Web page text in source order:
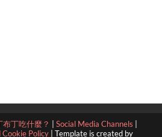
布丁吃什麼？ Social Media Channels
Cookie Policy Template is created by